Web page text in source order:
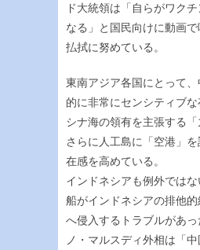
ド大統領は「自らがワク
なる」と国民向けに動画
払拭に努めている。
東南アジア各国にとって
的に非常にセンシティブ
シナ海の領有を主張する「
さらに人工島に「空港」
在感を高めている。
インドネシアも例外では
船がインドネシアの排他的
へ侵入するトラブルがあっ
ノ・マルスディ外相は「